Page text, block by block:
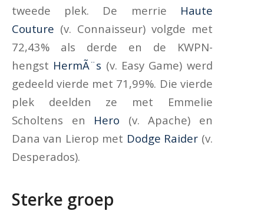
tweede plek. De merrie Haute
Couture (v. Connaisseur) volgde met
72,43% als derde en de KWPN-
hengst HermÃ¨s (v. Easy Game) werd
gedeeld vierde met 71,99%. Die vierde
plek deelden ze met Emmelie
Scholtens en Hero (v. Apache) en
Dana van Lierop met Dodge Raider (v.
Desperados).
Sterke groep